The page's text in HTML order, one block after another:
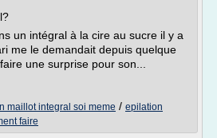
un intégral à la cire au sucre il y a
me le demandait depuis quelque
une surprise pour son...
maillot integral soi meme / epilation
faire